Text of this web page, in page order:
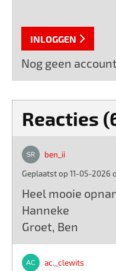
INLOGGEN
Nog geen
Reacties
ben_ii
Geplaatst op 11-05-2026
Heel mooie
Hanneke
Groet, Ben
ac._clewits